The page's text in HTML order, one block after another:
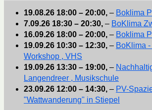
19.08.26 18:00 – 20:00, – Boklima
7.09.26 18:30 – 20:30, – BoKlima
16.09.26 18:00 – 20:00, – Boklima
19.09.26 10:30 – 12:30, – BoKlima
Workshop , VHS
19.09.26 13:30 – 19:00, –
Langendreer , Musikschule
23.09.26 12:00 – 14:30, – PV-
"Wattwanderung" in Stiepel